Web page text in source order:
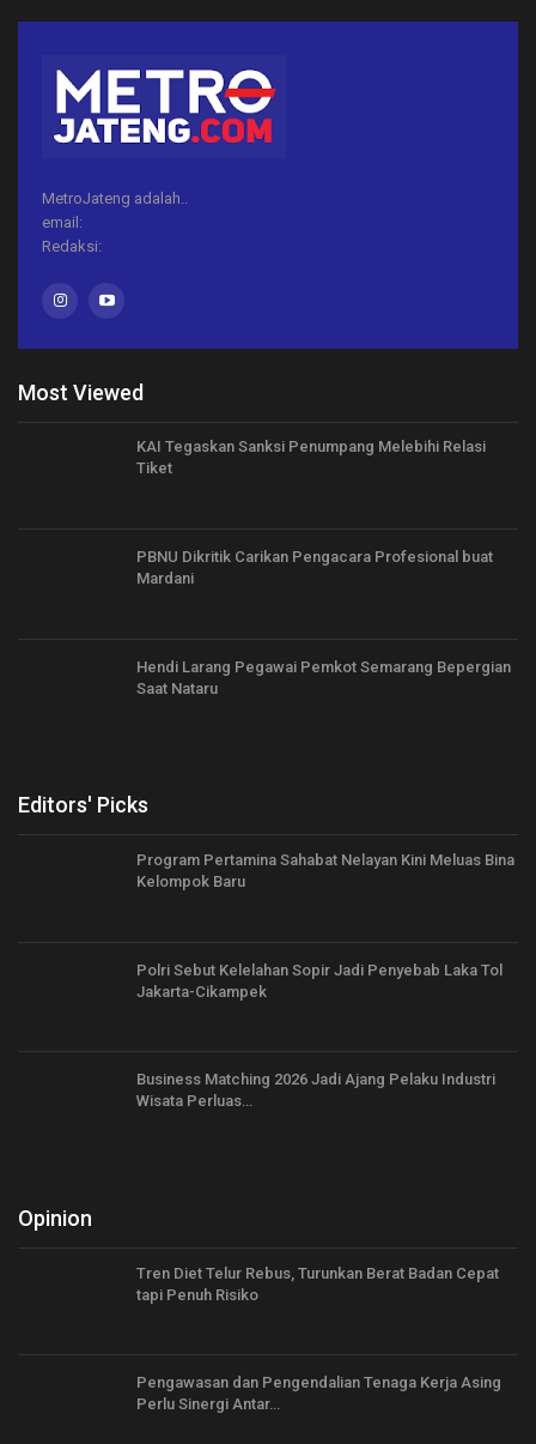
MetroJateng adalah..
email:
Redaksi:
Most Viewed
KAI Tegaskan Sanksi Penumpang Melebihi Relasi
Tiket
PBNU Dikritik Carikan Pengacara Profesional buat
Mardani
Hendi Larang Pegawai Pemkot Semarang Bepergian
Saat Nataru
Editors' Picks
Program Pertamina Sahabat Nelayan Kini Meluas Bina
Kelompok Baru
Polri Sebut Kelelahan Sopir Jadi Penyebab Laka Tol
Jakarta-Cikampek
Business Matching 2026 Jadi Ajang Pelaku Industri
Wisata Perluas…
Opinion
Tren Diet Telur Rebus, Turunkan Berat Badan Cepat
tapi Penuh Risiko
Pengawasan dan Pengendalian Tenaga Kerja Asing
Perlu Sinergi Antar…